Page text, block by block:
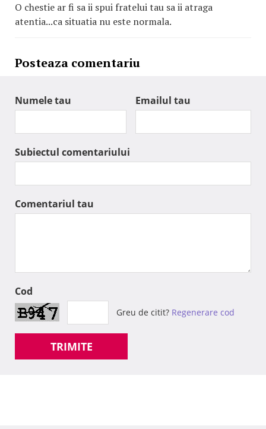
O chestie ar fi sa ii spui fratelui tau sa ii atraga
atentia...ca situatia nu este normala.
Posteaza comentariu
Numele tau Emailul tau
Subiectul comentariului
Comentariul tau
Cod
Greu de citit? Regenerare cod
TRIMITE